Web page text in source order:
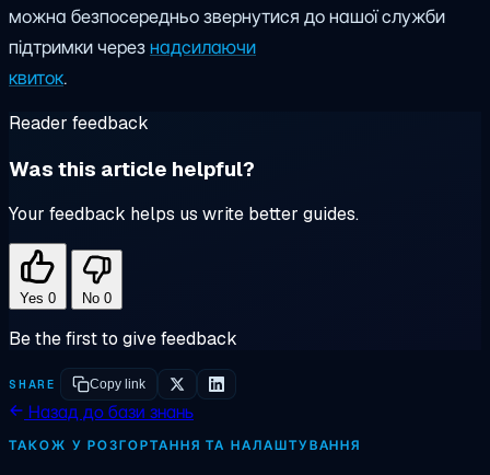
можна безпосередньо звернутися до нашої служби
підтримки черезнадсилаючи
квиток.
Reader feedback
Was this article helpful?
Your feedback helps us write better guides.
Yes 0 No 0
Be the first to give feedback
SHARE Copy link
Назад до бази знань
ТАКОЖ У РОЗГОРТАННЯ ТА НАЛАШТУВАННЯ